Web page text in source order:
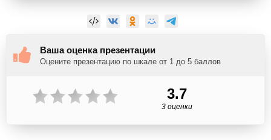
Ваша оценка презентации
Оцените презентацию по шкале от 1 до 5 баллов
3.7
3 оценки